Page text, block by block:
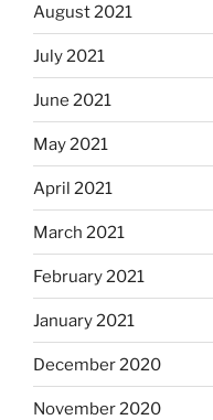
August 2021
July 2021
June 2021
May 2021
April 2021
March 2021
February 2021
January 2021
December 2020
November 2020